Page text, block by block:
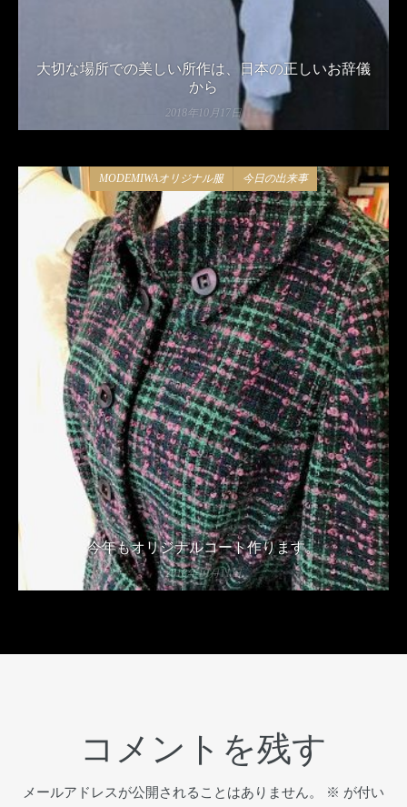
大切な場所での美しい所作は、日本の正しいお辞儀
から
2018年10月17日
MODEMIWAオリジナル服 今日の出来事
今年もオリジナルコート作ります。
2018年10月11日
コメントを残す
メールアドレスが公開されることはありません。 ※ が付い